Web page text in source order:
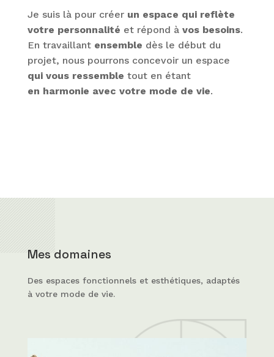
Je suis là pour créer un espace qui reflète
votre personnalité et répond à vos besoins.
En travaillant ensemble dès le début du
projet, nous pourrons concevoir un espace
qui vous ressemble tout en étant
en harmonie avec votre mode de vie.
Mes domaines
Des espaces fonctionnels et esthétiques, adaptés
à votre mode de vie.